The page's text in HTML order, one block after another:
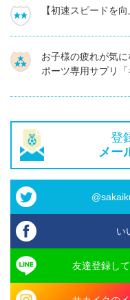
【初速スピードを
お子様の疲れが気
ポーツ専用サプリ「
登
メー
い
友達登録し